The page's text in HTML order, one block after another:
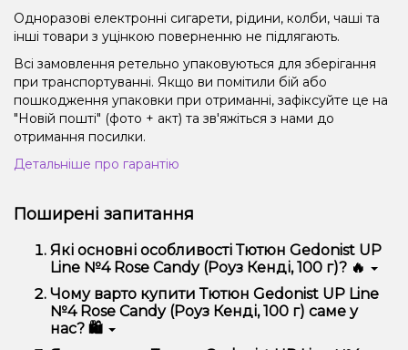
Одноразові електронні сигарети, рідини, колби, чаші та
інші товари з уцінкою поверненню не підлягають.
Всі замовлення ретельно упаковуються для зберігання
при транспортуванні. Якщо ви помітили бій або
пошкодження упаковки при отриманні, зафіксуйте це на
"Новій пошті" (фото + акт) та зв'яжіться з нами до
отримання посилки.
Детальніше про гарантію
Поширені запитання
Які основні особливості Тютюн Gedonist UP
Line №4 Rose Candy (Роуз Кенді, 100 г)? 🔥
Тютюн Gedonist UP Line №4 Rose Candy (Роуз
Кенді, 100 г) відрізняється високою якістю,
зручністю використання та надійністю.
Чому варто купити Тютюн Gedonist UP Line
№4 Rose Candy (Роуз Кенді, 100 г) саме у
нас? 🛍️